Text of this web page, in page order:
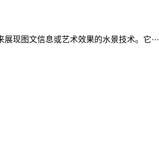
现图文信息或艺术效果的水景技术。它···